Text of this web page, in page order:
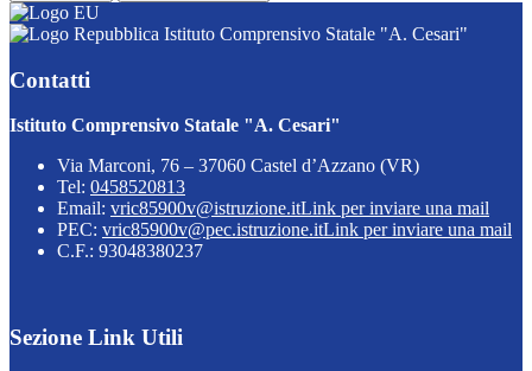
Istituto Comprensivo Statale "A. Cesari"
Contatti
Istituto Comprensivo Statale "A. Cesari"
Via Marconi, 76 – 37060 Castel d’Azzano (VR)
Tel: 0458520813
Email: vric85900v@istruzione.itLink per inviare una mail
PEC: vric85900v@pec.istruzione.itLink per inviare una mail
C.F.: 93048380237
Sezione Link Utili